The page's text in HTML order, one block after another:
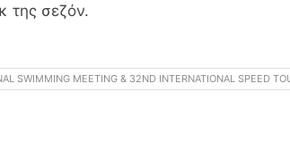
της σεζόν.
SWIMMING MEETING & 32ND INTERNATIONAL SPEED